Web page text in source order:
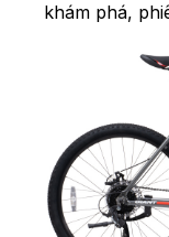
khám phá,